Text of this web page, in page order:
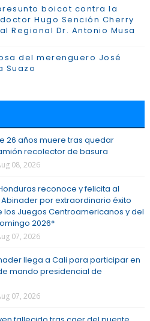
boicot contra la
Hugo Sención Cherry
Regional Dr. Antonio Musa
del merenguero José
Suazo
26 años muere tras quedar
recolector de basura
08, 2026
reconoce y felicita al
por extraordinario éxito
los Juegos Centroamericanos y del
2026*
07, 2026
llega a Cali para participar en
mando presidencial de
07, 2026